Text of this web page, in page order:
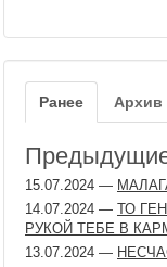
Ранее Архив
Предыдущие
15.07.2024 —
14.07.2024 — ТО
РУКОЙ ТЕБЕ В
13.07.2024 —